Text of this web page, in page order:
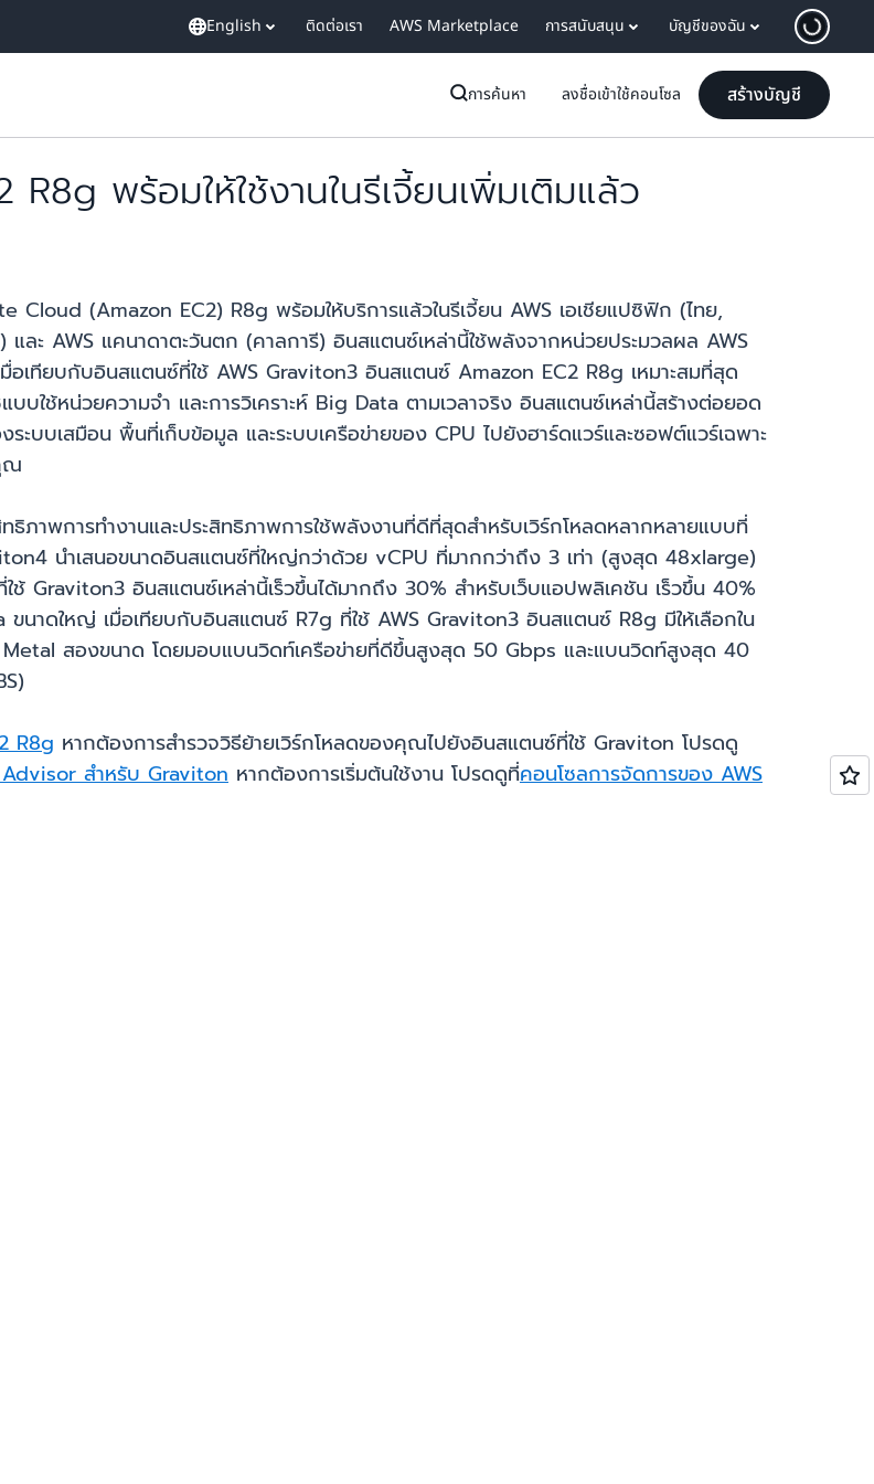
English ติดต่อเรา AWS Marketplace การสนับสนุน บัญชีของฉัน
การค้นหา ลงชื่อเข้าใช้คอนโซล สร้างบัญชี
พร้อมให้ใช้งานในรีเจี้ยนเพิ่มเติมแล้ว
(Amazon EC2) R8g พร้อมให้บริการแล้วในรีเจี้ยน AWS เอเชียแปซิฟิก (ไทย,
ละ AWS แคนาดาตะวันตก (คาลการี) อินสแตนซ์เหล่านี้ใช้พลังจากหน่วยประมวลผล AWS
เทียบกับอินสแตนซ์ที่ใช้ AWS Graviton3 อินสแตนซ์ Amazon EC2 R8g เหมาะสมที่สุด
บใช้หน่วยความจำ และการวิเคราะห์ Big Data ตามเวลาจริง อินสแตนซ์เหล่านี้สร้างต่อยอด
ะบบเสมือน พื้นที่เก็บข้อมูล และระบบเครือข่ายของ CPU ไปยังฮาร์ดแวร์และซอฟต์แวร์เฉพาะ
ณ
าพการทำงานและประสิทธิภาพการใช้พลังงานที่ดีที่สุดสำหรับเวิร์กโหลดหลากหลายแบบที่
นำเสนอขนาดอินสแตนซ์ที่ใหญ่กว่าด้วย vCPU ที่มากกว่าถึง 3 เท่า (สูงสุด 48xlarge)
Graviton3 อินสแตนซ์เหล่านี้เร็วขึ้นได้มากถึง 30% สำหรับเว็บแอปพลิเคชัน เร็วขึ้น 40%
นาดใหญ่ เมื่อเทียบกับอินสแตนซ์ R7g ที่ใช้ AWS Graviton3 อินสแตนซ์ R8g มีให้เลือกใน
สองขนาด โดยมอบแบนวิดท์เครือข่ายที่ดีขึ้นสูงสุด 50 Gbps และแบนวิดท์สูงสุด 40
R8g หากต้องการสำรวจวิธีย้ายเวิร์กโหลดของคุณไปยังอินสแตนซ์ที่ใช้ Graviton โปรดดู
สำหรับ Graviton หากต้องการเริ่มต้นใช้งาน โปรดดูที่คอนโซลการจัดการของ AWS